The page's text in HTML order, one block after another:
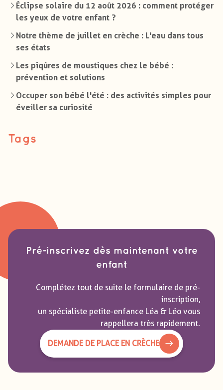
Éclipse solaire du 12 août 2026 : comment protéger
les yeux de votre enfant ?
Notre thème de juillet en crèche : L'eau dans tous
ses états
Les piqûres de moustiques chez le bébé :
prévention et solutions
Occuper son bébé l'été : des activités simples pour
éveiller sa curiosité
Tags
Pré-inscrivez dès maintenant votre
enfant
Complétez tout de suite le formulaire de pré-
inscription,
un spécialiste petite-enfance Léa & Léo vous
rappellera très rapidement.
DEMANDE DE PLACE EN CRÈCHE